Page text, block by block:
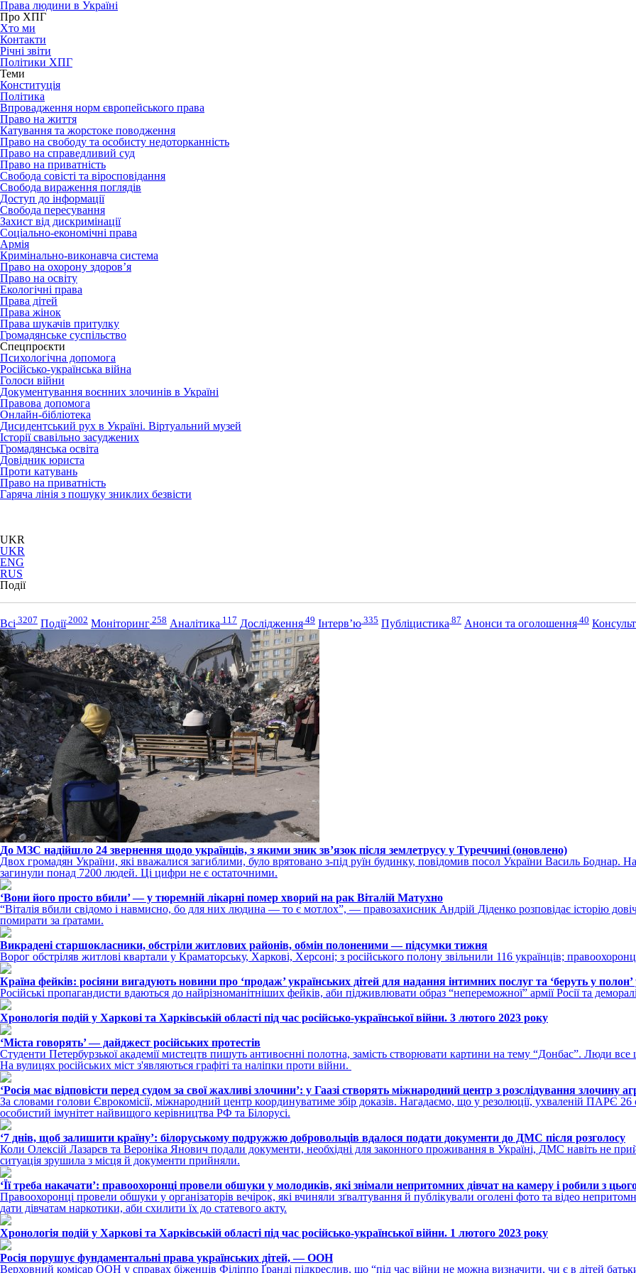
Права людини в Україні
Про ХПГ
Хто ми
Контакти
Річні звіти
Політики ХПГ
Теми
Конституція
Політика
Впровадження норм європейського права
Право на життя
Катування та жорстоке поводження
Право на свободу та особисту недоторканність
Право на справедливий суд
Право на приватність
Свобода совісті та віросповідання
Свобода вираження поглядів
Доступ до інформації
Свобода пересування
Захист від дискримінації
Соціально-економічні права
Армія
Кримінально-виконавча система
Право на охорону здоров’я
Право на освіту
Екологічні права
Права дітей
Права жінок
Права шукачів притулку
Громадянське суспільство
Спецпроєкти
Психологічна допомога
Російсько-українська війна
Голоси війни
Документування воєнних злочинів в Україні
Правова допомога
Онлайн-бібліотека
Дисидентський рух в Україні. Віртуальний музей
Історії свавільно засуджених
Громадянська освіта
Довідник юриста
Проти катувань
Право на приватність
Гаряча лінія з пошуку зниклих безвісти
UKR
UKR
ENG
RUS
Події
Всі 3207 Події2002 Моніторинг 258 Аналітика 117 Дослідження 49 Інтерв’ю 335 Публіцистика 87 Анонси та оголошення 40
До МЗС надійшло 24 звернення щодо українців, з якими зник зв’язок після землетрусу у Туреччині (оновлено)
Двох громадян України, які вважалися загиблими, було врятовано з-під руїн будинку, повідомив посол України Василь Боднар.
загинули понад 7200 людей. Ці цифри не є остаточними.
‘Вони його просто вбили’ — у тюремній лікарні помер хворий на рак Віталій Матухно
“Віталія вбили свідомо і навмисно, бо для них людина — то є мотлох”, — правозахисник Андрій Діденко розповідає історію
помирати за ґратами.
Викрадені старшокласники, обстріли житлових районів, обмін полоненими — підсумки тижня
Ворог обстріляв житлові квартали у Краматорську, Харкові, Херсоні; з російського полону звільнили 116 українців;
Країна фейків: росіяни вигадують новини про ‘продаж’ українських дітей для надання інтимних послуг та ‘беруть у полон’
Російські пропагандисти вдаються до найрізноманітніших фейків, аби підживлювати образ “непереможної” армії Росії та
Хронологія подій у Харкові та Харківській області під час російсько-української війни. 3 лютого 2023 року
‘Міста говорять’ — дайджест російських протестів
Студенти Петербурзької академії мистецтв пишуть антивоєнні полотна, замість створювати картини на тему “Донбас”. Люди все
На вулицях російських міст з'являються графіті та наліпки проти війни.
‘Росія має відповісти перед судом за свої жахливі злочини’: у Гаазі створять міжнародний центр з розслідування злочину
За словами голови Єврокомісії, міжнародний центр координуватиме збір доказів. Нагадаємо, що у резолюції, ухваленій ПАРЄ
особистий імунітет найвищого керівництва РФ та Білорусі.
‘7 днів, щоб залишити країну’: білоруському подружжю добровольців вдалося подати документи до ДМС після розголосу
Коли Олексій Лазарєв та Вероніка Янович подали документи, необхідні для законного проживання в Україні, ДМС навіть не
ситуація зрушила з місця й документи прийняли.
‘Її треба накачати’: правоохоронці провели обшуки у молодиків, які знімали непритомних дівчат на камеру і робили з
Правоохоронці провели обшуки у організаторів вечірок, які вчиняли зґвалтування й публікували оголені фото та відео
дати дівчатам наркотики, аби схилити їх до статевого акту.
Хронологія подій у Харкові та Харківській області під час російсько-української війни. 1 лютого 2023 року
Росія порушує фундаментальні права українських дітей, — ООН
Верховний комісар ООН у справах біженців Філіппо Ґранді підкреслив, що “під час війни не можна визначити, чи є в дітей